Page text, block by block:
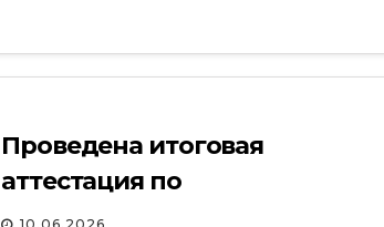
Проведена итоговая
аттестация по
образовательной программе